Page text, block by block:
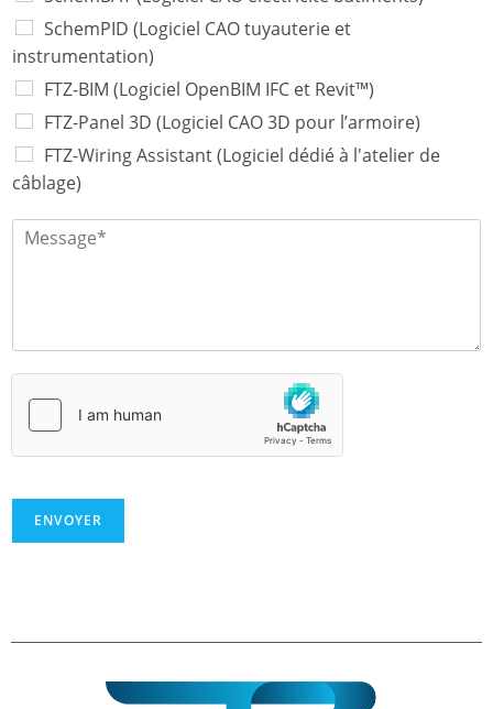
*
SchemPID (Logiciel CAO tuyauterie et
instrumentation)
FTZ-BIM (Logiciel OpenBIM IFC et Revit™)
FTZ-Panel 3D (Logiciel CAO 3D pour l’armoire)
FTZ-Wiring Assistant (Logiciel dédié à l'atelier de
câblage)
M
*
ENVOYER